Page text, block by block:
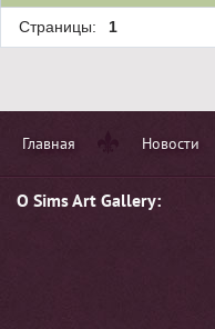
Страницы: 1
Главная Новости
О Sims Art Gallery: